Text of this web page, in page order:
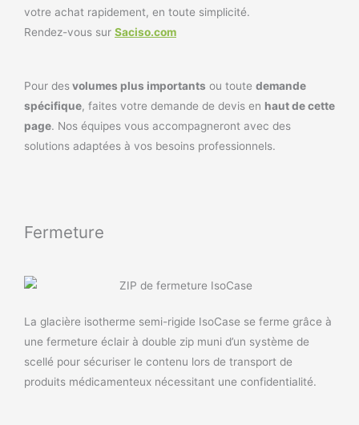
votre achat rapidement, en toute simplicité.
Rendez-vous sur Saciso.com
Pour desvolumes plus importants ou toute demande
spécifique, faites votre demande de devis en haut de cette
page. Nos équipes vous accompagneront avec des
solutions adaptées à vos besoins professionnels.
Fermeture
La glacière isotherme semi-rigide IsoCase se ferme grâce à
une fermeture éclair à double zip muni d’un système de
scellé pour sécuriser le contenu lors de transport de
produits médicamenteux nécessitant une confidentialité.